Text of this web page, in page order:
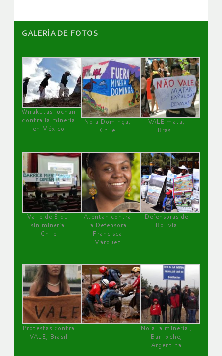
GALERÌA DE FOTOS
Wirakutas luchan
contra la minería
en México
No a Dominga,
Chile
VALE mata,
Brasil
Valle de Elqui
sin minería.
Chile
Atentan contra
la Defensora
Francisca
Márquez
Defensoras de
Bolivia
Protestas contra
VALE, Brasil
No a la minería ,
Bariloche,
Argentina